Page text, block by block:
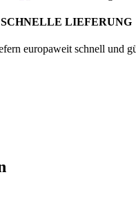
SCHNELLE LIEFERUNG
europaweit schnell und